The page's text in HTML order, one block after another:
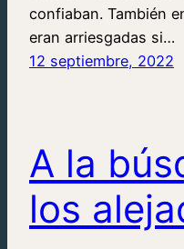
confiaban. También
eran arriesgadas si…
12 septiembre, 2022
A la
los